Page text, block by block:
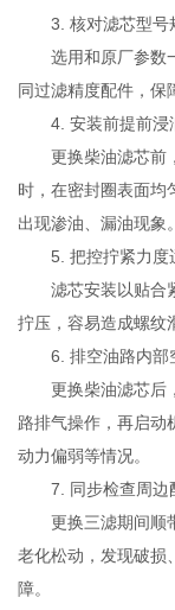
3. 核对滤芯型号
选用和原厂参数一
同过滤精度配件，保
4. 安装前提前浸
更换柴油滤芯前，
时，在密封圈表面均
出现渗油、漏油现象。
5. 把控拧紧力度
滤芯安装以贴合紧
拧压，容易造成螺纹
6. 排空油路内部
更换柴油滤芯后，
路排气操作，再启动
动力偏弱等情况。
7. 同步检查周边
更换三滤期间顺带
老化松动，发现破损
障。